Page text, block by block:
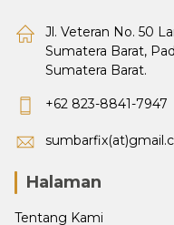
Jl. Veteran No. 50
Sumatera Barat,
Sumatera Barat.
+62 823-8841-7947
Halaman
Tentang Kami